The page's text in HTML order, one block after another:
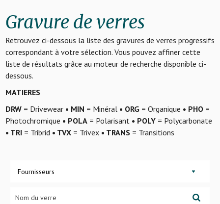
Gravure de verres
Retrouvez ci-dessous la liste des gravures de verres progressifs
correspondant à votre sélection. Vous pouvez affiner cette
liste de résultats grâce au moteur de recherche disponible ci-
dessous.
MATIERES
DRW= Drivewear • MIN = Minéral • ORG= Organique • PHO=
Photochromique • POLA= Polarisant • POLY= Polycarbonate
• TRI= Tribrid • TVX= Trivex • TRANS= Transitions
Fournisseurs